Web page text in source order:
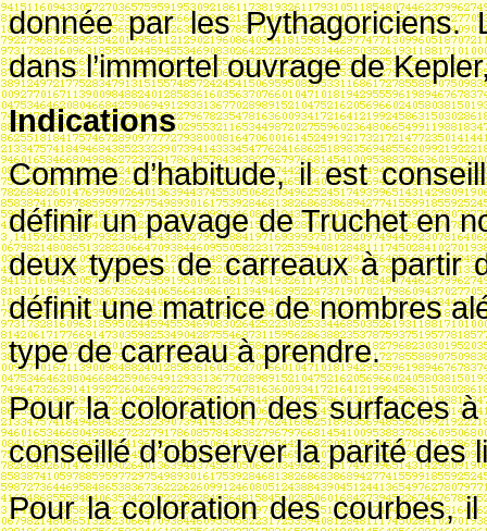
donnée par les Pythagoriciens.
dans l’immortel ouvrage de
Indications
Comme d’habitude, il est
définir un pavage de Truchet en
deux types de carreaux à partir
définit une matrice de nombres
type de carreau à prendre.
Pour la coloration des surfaces
conseillé d’observer la parité des
Pour la coloration des courbes,